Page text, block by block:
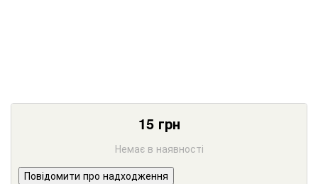
15грн
Немає в наявності
Повідомити про надходження